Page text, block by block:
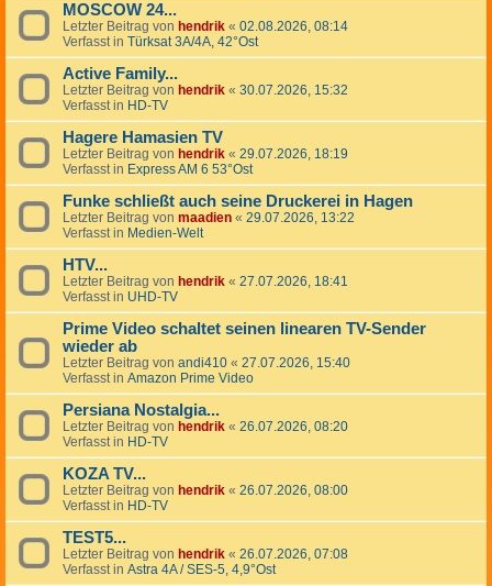
MOSCOW 24...
Letzter Beitrag von hendrik « 02.08.2026, 08:14
Verfasst in Türksat 3A/4A, 42°Ost
Active Family...
Letzter Beitrag von hendrik « 30.07.2026, 15:32
Verfasst in HD-TV
Hagere Hamasien TV
Letzter Beitrag von hendrik « 29.07.2026, 18:19
Verfasst in Express AM 6 53°Ost
Funke schließt auch seine Druckerei in Hagen
Letzter Beitrag von maadien « 29.07.2026, 13:22
Verfasst in Medien-Welt
HTV...
Letzter Beitrag von hendrik « 27.07.2026, 18:41
Verfasst in UHD-TV
Prime Video schaltet seinen linearen TV-Sender
wieder ab
Letzter Beitrag von andi410 « 27.07.2026, 15:40
Verfasst in Amazon Prime Video
Persiana Nostalgia...
Letzter Beitrag von hendrik « 26.07.2026, 08:20
Verfasst in HD-TV
KOZA TV...
Letzter Beitrag von hendrik « 26.07.2026, 08:00
Verfasst in HD-TV
TEST5...
Letzter Beitrag von hendrik « 26.07.2026, 07:08
Verfasst in Astra 4A / SES-5, 4,9°Ost